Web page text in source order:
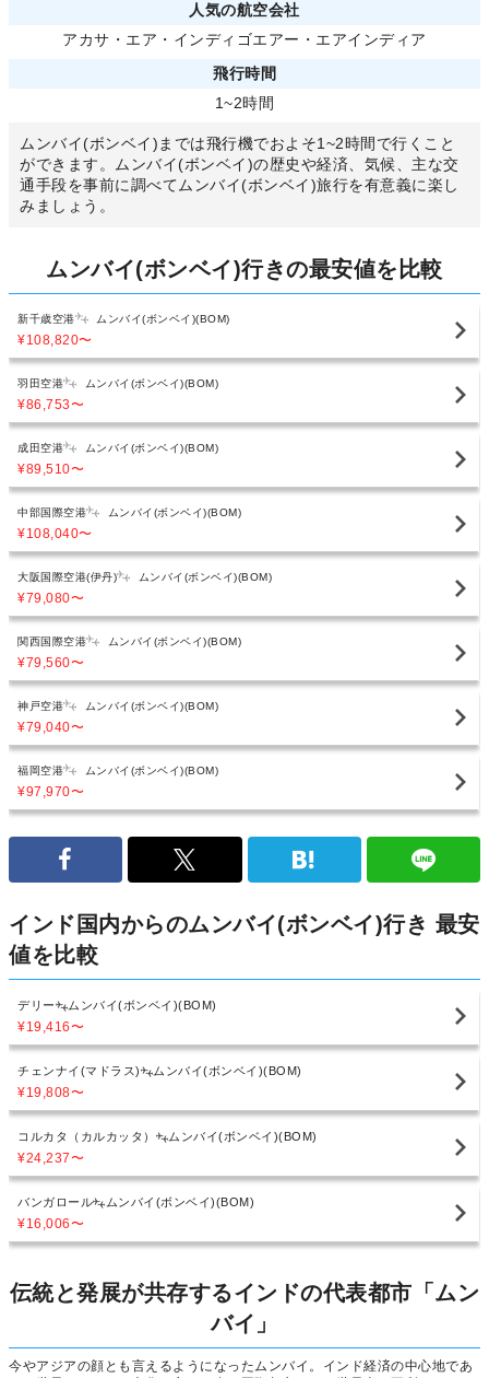
人気の航空会社
アカサ・エア ・ インディゴエアー ・ エアインディア
飛行時間
1~2時間
ムンバイ(ボンベイ)までは飛行機でおよそ1~2時間で行くこと
ができます。ムンバイ(ボンベイ)の歴史や経済、気候、主な交
通手段を事前に調べてムンバイ(ボンベイ)旅行を有意義に楽し
みましょう。
ムンバイ(ボンベイ)行きの最安値を比較
新千歳空港 ムンバイ(ボンベイ)(BOM)
¥108,820〜
羽田空港 ムンバイ(ボンベイ)(BOM)
¥86,753〜
成田空港 ムンバイ(ボンベイ)(BOM)
¥89,510〜
中部国際空港 ムンバイ(ボンベイ)(BOM)
¥108,040〜
大阪国際空港(伊丹) ムンバイ(ボンベイ)(BOM)
¥79,080〜
関西国際空港 ムンバイ(ボンベイ)(BOM)
¥79,560〜
神戸空港 ムンバイ(ボンベイ)(BOM)
¥79,040〜
福岡空港 ムンバイ(ボンベイ)(BOM)
¥97,970〜
インド国内からのムンバイ(ボンベイ)行き 最安
値を比較
デリー ムンバイ(ボンベイ)(BOM)
¥19,416〜
チェンナイ(マドラス) ムンバイ(ボンベイ)(BOM)
¥19,808〜
コルカタ（カルカッタ） ムンバイ(ボンベイ)(BOM)
¥24,237〜
バンガロール ムンバイ(ボンベイ)(BOM)
¥16,006〜
伝統と発展が共存するインドの代表都市「ムン
バイ」
今やアジアの顔とも言えるようになったムンバイ。インド経済の中心地であ